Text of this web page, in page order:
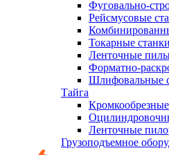
Фуговально-
Рейсмусовые
Токарные станки
Ленточные
Форматно-
Шлифовальные
Тайга
Кромкообрезные
Ленточные
Грузоподъемное